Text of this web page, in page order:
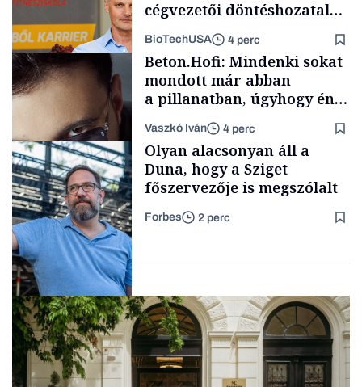
Politika
Content Lab HUB
cégvezetői döntéshozatal
BioTechUSA 4 perc
Forbes-sztori
Beton.Hofi: Mindenki sokat
mondott már abban
a pillanatban, úgyhogy én
a legsarkosabb
gondolataimat akartam
kimondani
Vaszkó Iván 4 perc
Társadalom
Olyan alacsonyan áll a
Duna, hogy a Sziget
főszervezője is megszólalt
Forbes 2 perc